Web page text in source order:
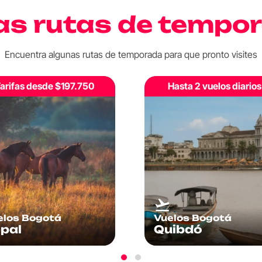
rutas de
Encuentra algunas rutas de temporada para que pronto visites
2 vuelos diarios
Bogotá
Hasta 2 vuelos diarios
Vuelos Bogotá
Manizales